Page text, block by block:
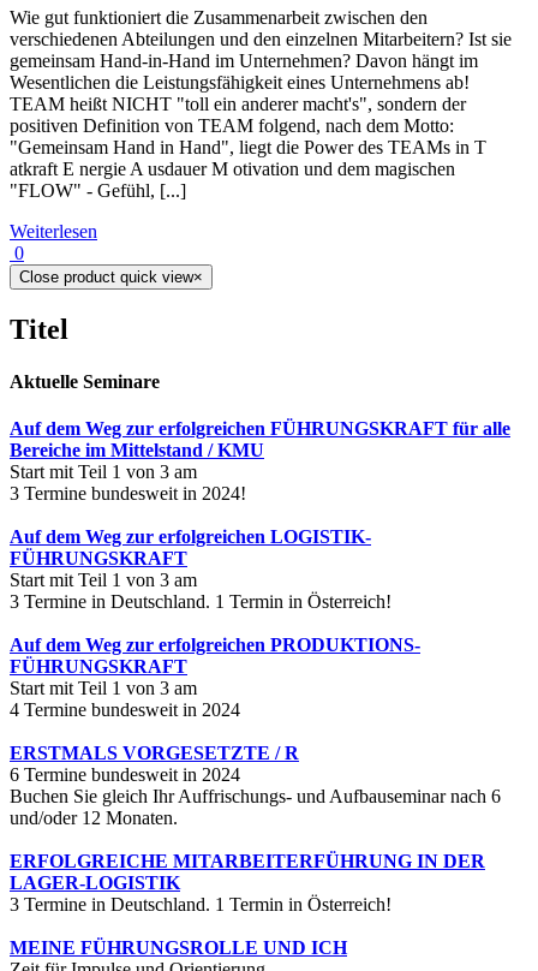
Wie gut funktioniert die Zusammenarbeit zwischen den
verschiedenen Abteilungen und den einzelnen Mitarbeitern? Ist sie
gemeinsam Hand-in-Hand im Unternehmen? Davon hängt im
Wesentlichen die Leistungsfähigkeit eines Unternehmens ab!
TEAM heißt NICHT "toll ein anderer macht's", sondern der
positiven Definition von TEAM folgend, nach dem Motto:
"Gemeinsam Hand in Hand", liegt die Power des TEAMs in T
atkraft E nergie A usdauer M otivation und dem magischen
"FLOW" - Gefühl, [...]
Weiterlesen
0
Close product quick view×
Titel
Aktuelle Seminare
Auf dem Weg zur erfolgreichen FÜHRUNGSKRAFT für alle
Bereiche im Mittelstand / KMU
Start mit Teil 1 von 3 am
3 Termine bundesweit in 2024!
Auf dem Weg zur erfolgreichen LOGISTIK-
FÜHRUNGSKRAFT
Start mit Teil 1 von 3 am
3 Termine in Deutschland. 1 Termin in Österreich!
Auf dem Weg zur erfolgreichen PRODUKTIONS-
FÜHRUNGSKRAFT
Start mit Teil 1 von 3 am
4 Termine bundesweit in 2024
ERSTMALS VORGESETZTE / R
6 Termine bundesweit in 2024
Buchen Sie gleich Ihr Auffrischungs- und Aufbauseminar nach 6
und/oder 12 Monaten.
ERFOLGREICHE MITARBEITERFÜHRUNG IN DER
LAGER-LOGISTIK
3 Termine in Deutschland. 1 Termin in Österreich!
MEINE FÜHRUNGSROLLE UND ICH